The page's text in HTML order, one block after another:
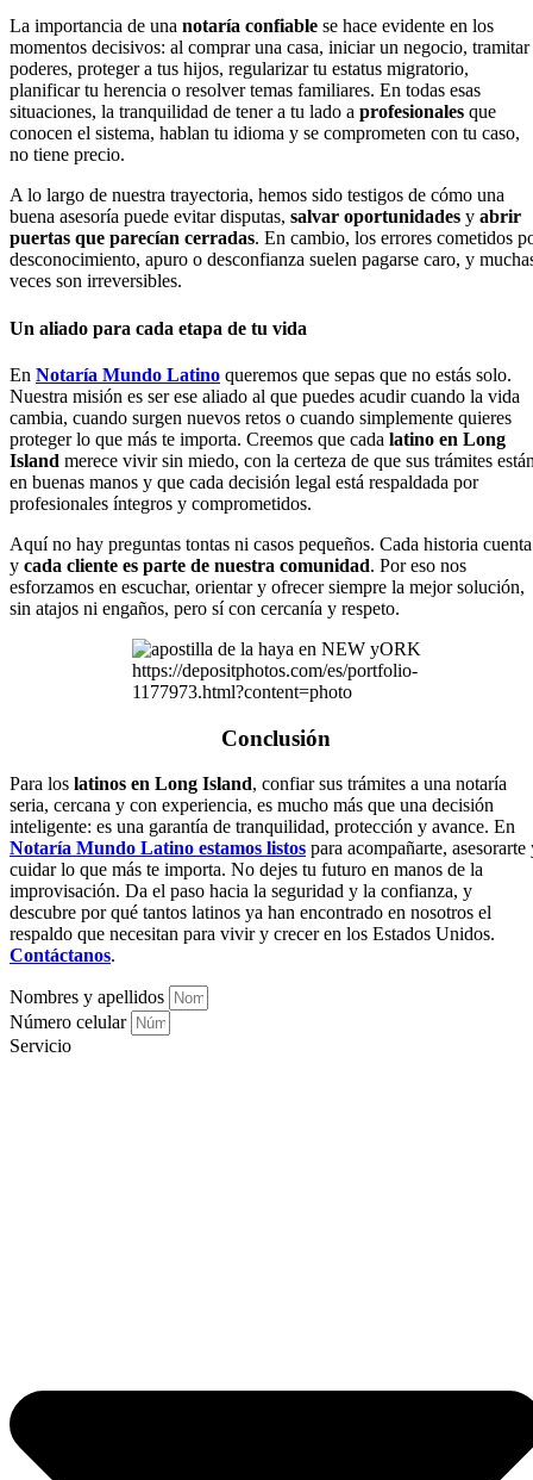
La importancia de una notaría confiable se hace evidente en los
momentos decisivos: al comprar una casa, iniciar un negocio, tramitar
poderes, proteger a tus hijos, regularizar tu estatus migratorio,
planificar tu herencia o resolver temas familiares. En todas esas
situaciones, la tranquilidad de tener a tu lado a profesionales que
conocen el sistema, hablan tu idioma y se comprometen con tu caso,
no tiene precio.
A lo largo de nuestra trayectoria, hemos sido testigos de cómo una
buena asesoría puede evitar disputas, salvar oportunidades y abrir
puertas que parecían cerradas. En cambio, los errores cometidos
desconocimiento, apuro o desconfianza suelen pagarse caro, y
veces son irreversibles.
Un aliado para cada etapa de tu vida
En Notaría Mundo Latino queremos que sepas que no estás solo.
Nuestra misión es ser ese aliado al que puedes acudir cuando la vida
cambia, cuando surgen nuevos retos o cuando simplemente quieres
proteger lo que más te importa. Creemos que cada latino en Long
Island merece vivir sin miedo, con la certeza de que sus trámites
en buenas manos y que cada decisión legal está respaldada por
profesionales íntegros y comprometidos.
Aquí no hay preguntas tontas ni casos pequeños. Cada historia cuenta
y cada cliente es parte de nuestra comunidad. Por eso nos
esforzamos en escuchar, orientar y ofrecer siempre la mejor solución,
sin atajos ni engaños, pero sí con cercanía y respeto.
https://depositphotos.com/es/portfolio-
1177973.html?content=photo
Conclusión
Para los latinos en Long Island, confiar sus trámites a una notaría
seria, cercana y con experiencia, es mucho más que una decisión
inteligente: es una garantía de tranquilidad, protección y avance. En
Notaría Mundo Latino estamos listos para acompañarte, asesorarte
cuidar lo que más te importa. No dejes tu futuro en manos de la
improvisación. Da el paso hacia la seguridad y la confianza, y
descubre por qué tantos latinos ya han encontrado en nosotros el
respaldo que necesitan para vivir y crecer en los Estados Unidos.
Contáctanos.
Nombres y apellidos
Número celular
Servicio